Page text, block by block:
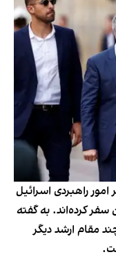
راهبردی اسرائیل
سفر کرده‌اند. به گفته
مقام ارشد دیگر